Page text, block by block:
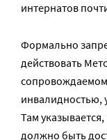
интернатов
Формально
действовать
инвалидностью,
Там
должно быть